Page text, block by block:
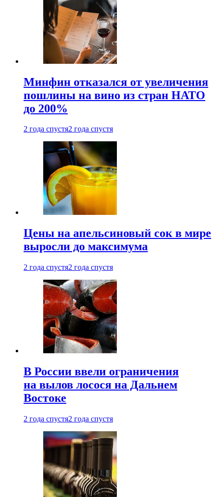
Минфин отказался от увеличения
пошлины на вино из стран НАТО
до 200%
2 года спустя2 года спустя
Цены на апельсиновый сок в мире
выросли до максимума
2 года спустя2 года спустя
В России ввели ограничения
на вылов лосося на Дальнем
Востоке
2 года спустя2 года спустя